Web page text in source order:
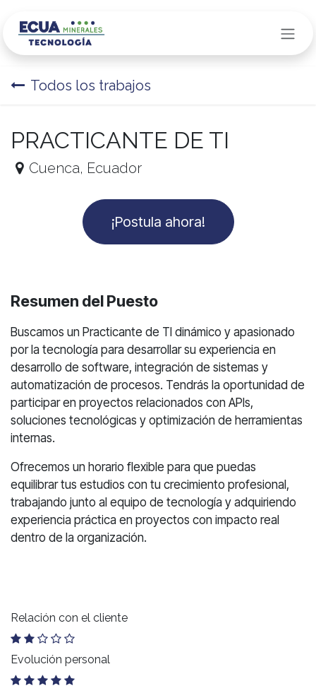
Todos los trabajos
PRACTICANTE DE TI
Cuenca, Ecuador
¡Postula ahora!
Resumen del Puesto
Buscamos un Practicante de TI dinámico y apasionado
por la tecnología para desarrollar su experiencia en
desarrollo de software, integración de sistemas y
automatización de procesos. Tendrás la oportunidad de
participar en proyectos relacionados con APIs,
soluciones tecnológicas y optimización de herramientas
internas.
Ofrecemos un horario flexible para que puedas
equilibrar tus estudios con tu crecimiento profesional,
trabajando junto al equipo de tecnología y adquiriendo
experiencia práctica en proyectos con impacto real
dentro de la organización.
Relación con el cliente
Evolución personal